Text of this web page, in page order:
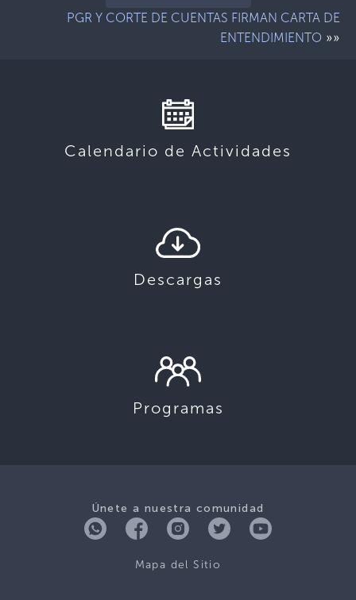
PGR Y CORTE DE CUENTAS FIRMAN CARTA DE
ENTENDIMIENTO »»
Calendario de Actividades
Descargas
Programas
Únete a nuestra comunidad
Mapa del Sitio